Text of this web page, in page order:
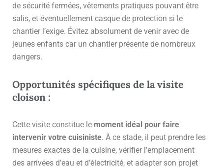
de sécurité fermées, vêtements pratiques pouvant être
salis, et éventuellement casque de protection si le
chantier l’exige. Évitez absolument de venir avec de
jeunes enfants car un chantier présente de nombreux
dangers.
Opportunités spécifiques de la visite
cloison :
Cette visite constitue le moment idéal pour faire
intervenir votre cuisiniste. À ce stade, il peut prendre les
mesures exactes de la cuisine, vérifier l’emplacement
des arrivées d’eau et d’électricité, et adapter son projet